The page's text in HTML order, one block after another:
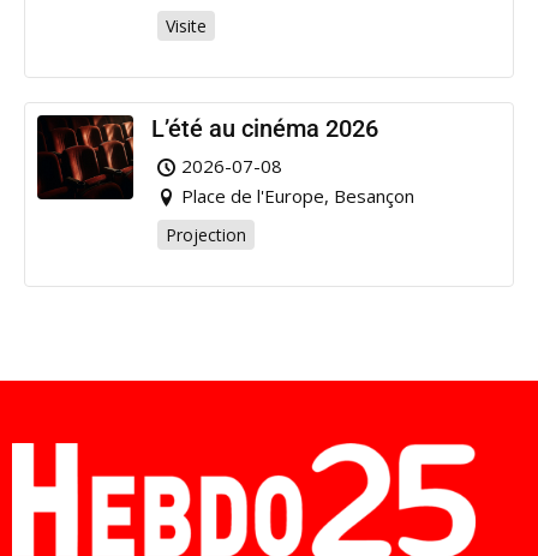
Visite
L’été au cinéma 2026
2026-07-08
Place de l'Europe, Besançon
Projection